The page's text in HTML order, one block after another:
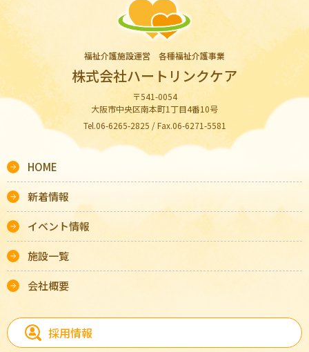
福祉介護施設運営 各種福祉介護事業
株式会社ハートリンクケア
〒541-0054
大阪市中央区南本町1丁目4番10号
Tel.06-6265-2825 / Fax.06-6271-5581
HOME
新着情報
イベント情報
施設一覧
会社概要
採用情報